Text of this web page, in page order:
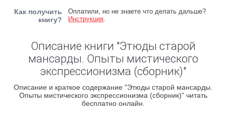
Как получить
книгу?
Оплатили, но не знаете что делать дальше?
Инструкция.
Описание книги "Этюды старой
мансарды. Опыты мистического
экспрессионизма (сборник)"
Описание и краткое содержание "Этюды старой мансарды.
Опыты мистического экспрессионизма (сборник)" читать
бесплатно онлайн.